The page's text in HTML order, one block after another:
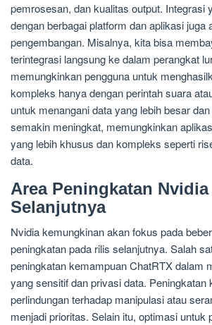
pemrosesan, dan kualitas output. Integrasi
dengan berbagai platform dan aplikasi juga
pengembangan. Misalnya, kita bisa
terintegrasi langsung ke dalam perangkat
memungkinkan pengguna untuk
kompleks hanya dengan perintah suara
untuk menangani data yang lebih besar
semakin meningkat, memungkinkan
yang lebih khusus dan kompleks seperti
data.
Area Peningkatan
Selanjutnya
Nvidia kemungkinan akan fokus pada
peningkatan pada rilis selanjutnya. Salah
peningkatan kemampuan ChatRTX dalam
yang sensitif dan privasi data. Peningkatan
perlindungan terhadap manipulasi atau
menjadi prioritas. Selain itu, optimasi untuk